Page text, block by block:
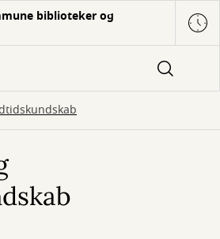
biblioteker og